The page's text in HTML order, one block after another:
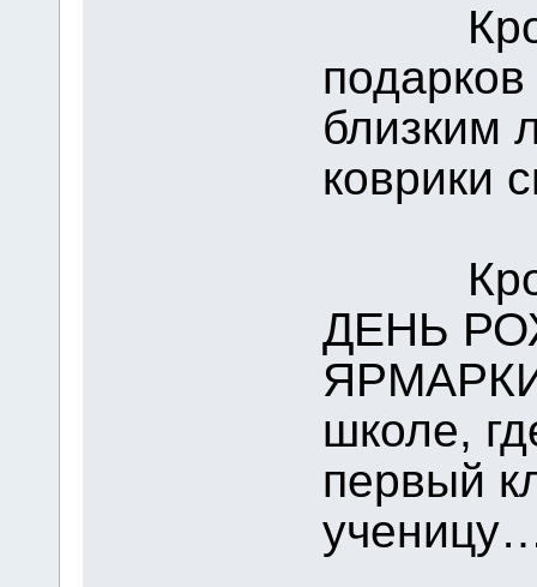
Кроме
близким
коврики
Кроме
ДЕНЬ
ЯРМАРКИ
школе,
первый